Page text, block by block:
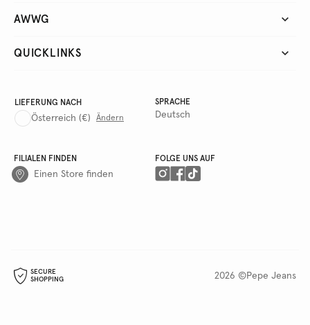
AWWG
QUICKLINKS
LIEFERUNG NACH
Österreich (€) Ändern
SPRACHE
Deutsch
FILIALEN FINDEN
Einen Store finden
FOLGE UNS AUF
SECURE
SHOPPING
2026 ©Pepe Jeans